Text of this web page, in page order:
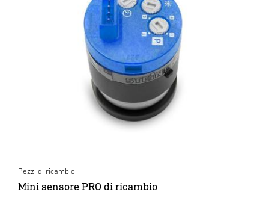
Pezzi di ricambio
Mini sensore PRO di ricambio